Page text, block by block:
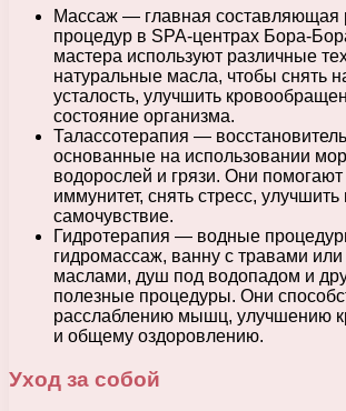
Массаж — главная составляющая
процедур в SPA-центрах Бора-
мастера используют различные
натуральные масла, чтобы снять
усталость, улучшить
состояние организма.
Талассотерапия —
основанные на использовании
водорослей и грязи. Они помогают
иммунитет, снять стресс,
самочувствие.
Гидротерапия — водные
гидромассаж, ванну с травами
маслами, душ под водопадом и
полезные процедуры. Они
расслаблению мышц, улучшению
и общему оздоровлению.
Уход за собой